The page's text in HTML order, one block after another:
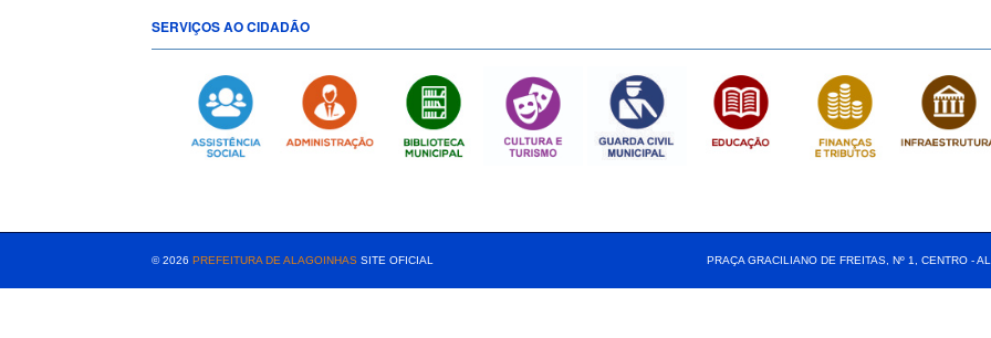
SERVIÇOS AO CIDADÃO
© 2026 PREFEITURA DE ALAGOINHAS SITE OFICIAL PRAÇA GRACILIANO DE FREITAS, Nº 1, CENTRO